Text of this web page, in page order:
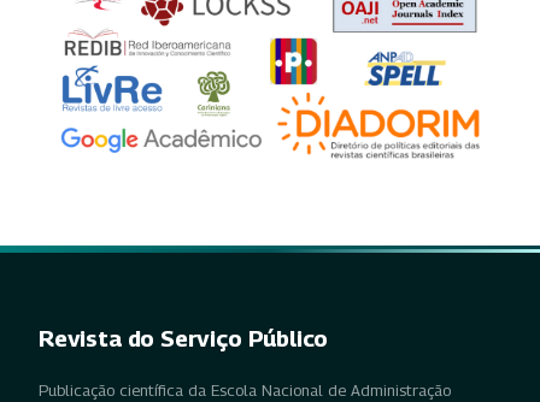
Revista do Serviço Público
Publicação científica da Escola Nacional de Administração